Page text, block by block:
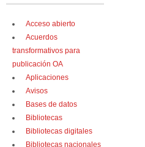
Acceso abierto
Acuerdos
transformativos para
publicación OA
Aplicaciones
Avisos
Bases de datos
Bibliotecas
Bibliotecas digitales
Bibliotecas nacionales